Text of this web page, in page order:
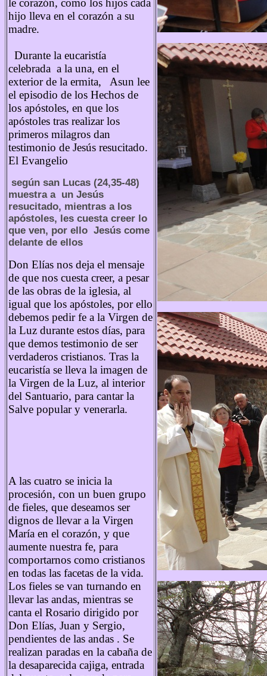
le corazón, como los hijos cada
hijo lleva en el corazón a su
madre.
Durante la eucaristía
celebrada a la una, en el
exterior de la ermita, Asun lee
el episodio de los Hechos de
los apóstoles, en que los
apóstoles tras realizar los
primeros milagros dan
testimonio de Jesús resucitado.
El Evangelio
según san Lucas (24,35-48)
muestra a un Jesús
resucitado, mientras a los
apóstoles, les cuesta creer lo
que ven, por ello Jesús come
delante de ellos
Don Elías nos deja el mensaje
de que nos cuesta creer, a pesar
de las obras de la iglesia, al
igual que los apóstoles, por ello
debemos pedir fe a la Virgen de
la Luz durante estos días, para
que demos testimonio de ser
verdaderos cristianos. Tras la
eucaristía se lleva la imagen de
la Virgen de la Luz, al interior
del Santuario, para cantar la
Salve popular y venerarla.
A las cuatro se inicia la
procesión, con un buen grupo
de fieles, que deseamos ser
dignos de llevar a la Virgen
María en el corazón, y que
aumente nuestra fe, para
comportarnos como cristianos
en todas las facetas de la vida.
Los fieles se van turnando en
llevar las andas, mientras se
canta el Rosario dirigido por
Don Elías, Juan y Sergio,
pendientes de las andas . Se
realizan paradas en la cabaña de
la desaparecida cajiga, entrada